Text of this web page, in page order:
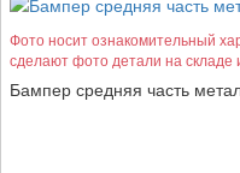
Фото носит ознакомительный
сделают фото детали на
Бампер средняя часть